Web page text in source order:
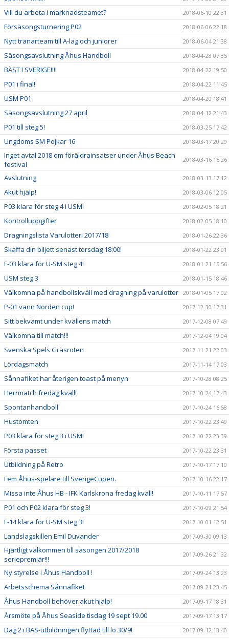
Vill du arbeta i marknadsteamet? 2018-06-10 22:31
Försäsongsturnering P02 2018-06-06 22:18
Nytt tränarteam till A-lag och juniorer 2018-06-04 21:38
Säsongsavslutning Åhus Handboll 2018-04-28 07:35
BÄST I SVERIGE!!!! 2018-04-22 19:50
P01 i final! 2018-04-22 11:45
USM P01 2018-04-20 18:41
Säsongsavslutning 27 april 2018-04-12 21:43
P01 till steg 5! 2018-03-25 17:42
Ungdoms SM Pojkar 16 2018-03-17 20:29
Inget avtal 2018 om föräldrainsatser under Åhus Beach
festival
2018-03-16 15:26
Avslutning 2018-03-13 17:12
Akut hjälp! 2018-03-06 12:05
P03 klara för steg 4 i USM! 2018-02-05 18:21
Kontrolluppgifter 2018-02-05 18:10
Dragningslista Varulotteri 2017/18 2018-01-26 22:36
Skaffa din biljett senast torsdag 18:00! 2018-01-22 23:01
F-03 klara för U-SM steg 4! 2018-01-21 15:56
USM steg 3 2018-01-15 18:46
Välkomna på handbollskväll med dragning på varulotter 2018-01-05 17:02
P-01 vann Norden cup! 2017-12-30 17:31
Sitt bekvämt under kvällens match 2017-12-08 07:49
Välkomna till match!!! 2017-12-04 19:04
Svenska Spels Gräsroten 2017-11-21 22:03
Lördagsmatch 2017-11-14 17:03
Sånnafiket har återigen toast på menyn 2017-10-28 08:25
Herrmatch fredag kväll! 2017-10-24 17:43
Spontanhandboll 2017-10-24 16:58
Hustomten 2017-10-22 23:49
P03 klara för steg 3 i USM! 2017-10-22 23:39
Första passet 2017-10-22 23:31
Utbildning på Retro 2017-10-17 17:10
Fem Åhus-spelare till SverigeCupen. 2017-10-16 22:17
Missa inte Åhus HB - IFK Karlskrona fredag kväll! 2017-10-11 17:57
P01 och P02 klara för steg 3! 2017-10-09 21:54
F-14 klara för U-SM steg 3! 2017-10-01 12:51
Landslagskillen Emil Duvander 2017-09-30 09:13
Hjärtligt välkommen till säsongen 2017/2018
seriepremiär!!!
2017-09-26 21:32
Ny styrelse i Åhus Handboll ! 2017-09-24 13:23
Arbetsschema Sånnafiket 2017-09-21 23:45
Åhus Handboll behöver akut hjälp! 2017-09-17 18:31
Årsmöte på Åhus Seaside tisdag 19 sept 19.00 2017-09-17 13:17
Dag 2 i BAS-utbildningen flyttad till lö 30/9! 2017-09-12 13:40